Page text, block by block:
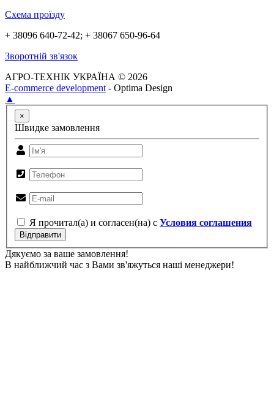
Схема проїзду
+ 38096 640-72-42; + 38067 650-96-64
Зворотній зв'язок
АГРО-ТЕХНІК УКРАЇНА © 2026
E-commerce development - Optima Design
▲
×
Швидке замовлення
Я прочитал(а) и согласен(на) с Условия соглашения
Відправити
Дякуємо за ваше замовлення!
В найближчий час з Вами зв'яжуться наші менеджери!